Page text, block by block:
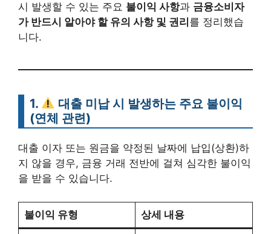
시 발생할 수 있는 주요 불이익 사항과 금융소비자
가 반드시 알아야 할 유의 사항 및 권리 를 정리했습
니다.
1.
대출 미납 시 발생하는 주요 불이익
(연체 관련)
대출 이자 또는 원금을 약정된 날짜에 납입(상환)하
지 않을 경우, 금융 거래 전반에 걸쳐 심각한 불이익
을 받을 수 있습니다.
불이익 유형 상세 내용